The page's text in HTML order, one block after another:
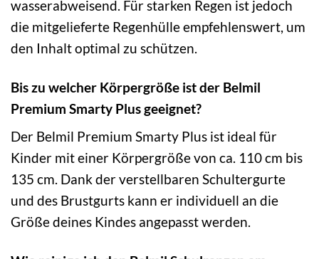
wasserabweisend. Für starken Regen ist jedoch
die mitgelieferte Regenhülle empfehlenswert, um
den Inhalt optimal zu schützen.
Bis zu welcher Körpergröße ist der Belmil
Premium Smarty Plus geeignet?
Der Belmil Premium Smarty Plus ist ideal für
Kinder mit einer Körpergröße von ca. 110 cm bis
135 cm. Dank der verstellbaren Schultergurte
und des Brustgurts kann er individuell an die
Größe deines Kindes angepasst werden.